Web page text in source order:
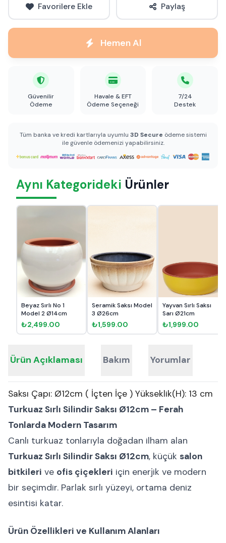
Favorilere Ekle Paylaş
Hemen Al
Güvenilir
Ödeme
Havale & EFT
Ödeme Seçeneği
7/24
Destek
Tüm banka ve kredi kartlarıyla uyumlu 3D Secure ödeme sistemi
ile güvenle ödemenizi yapabilirsiniz.
Aynı Kategorideki Ürünler
Beyaz Sırlı No 1
Model 2 Ø14cm
₺2,499.00
Seramik Saksı Model
3 Ø26cm
₺1,599.00
Yayvan Sırlı Saksı
Sarı Ø21cm
₺1,999.00
Ürün Açıklaması Bakım Yorumlar
Saksı Çapı: Ø12cm ( İçten İçe ) Yükseklik(H): 13 cm
Turkuaz Sırlı Silindir Saksı Ø12cm – Ferah
Tonlarda Modern Tasarım
Canlı turkuaz tonlarıyla doğadan ilham alan
Turkuaz Sırlı Silindir Saksı Ø12cm, küçük salon
bitkileri ve ofis çiçekleri için enerjik ve modern
bir seçimdir. Parlak sırlı yüzeyi, ortama deniz
esintisi katar.
Ürün Özellikleri ve Kullanım Alanları